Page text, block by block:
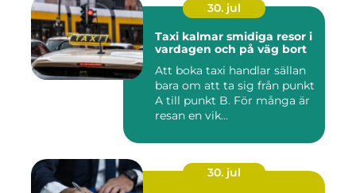
30. jul
Taxi kalmar smidiga resor i
vardagen och på väg bort
Att boka taxi handlar sällan
bara om att ta sig från punkt
A till punkt B. För många är
resan en vik...
30. jul